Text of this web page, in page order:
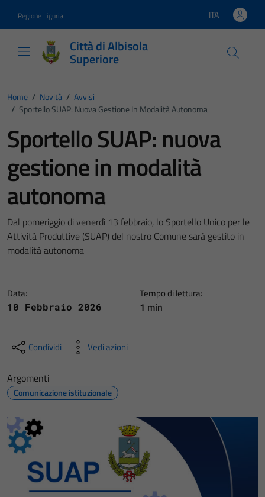
Regione Liguria Lingua attiva:
ITA
Città di Albisola
Superiore
Home / Novità / Avvisi
/ Sportello SUAP: Nuova Gestione In Modalità Autonoma
Sportello SUAP: nuova
gestione in modalità
autonoma
Dal pomeriggio di venerdì 13 febbraio, lo Sportello Unico per le
Attività Produttive (SUAP) del nostro Comune sarà gestito in
modalità autonoma
Data:
10 Febbraio 2026
Tempo di lettura:
1 min
Condividi Vedi azioni
Argomenti
Comunicazione istituzionale